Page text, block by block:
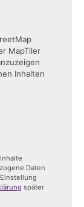
MapTiler
Inhalten
Daten
später